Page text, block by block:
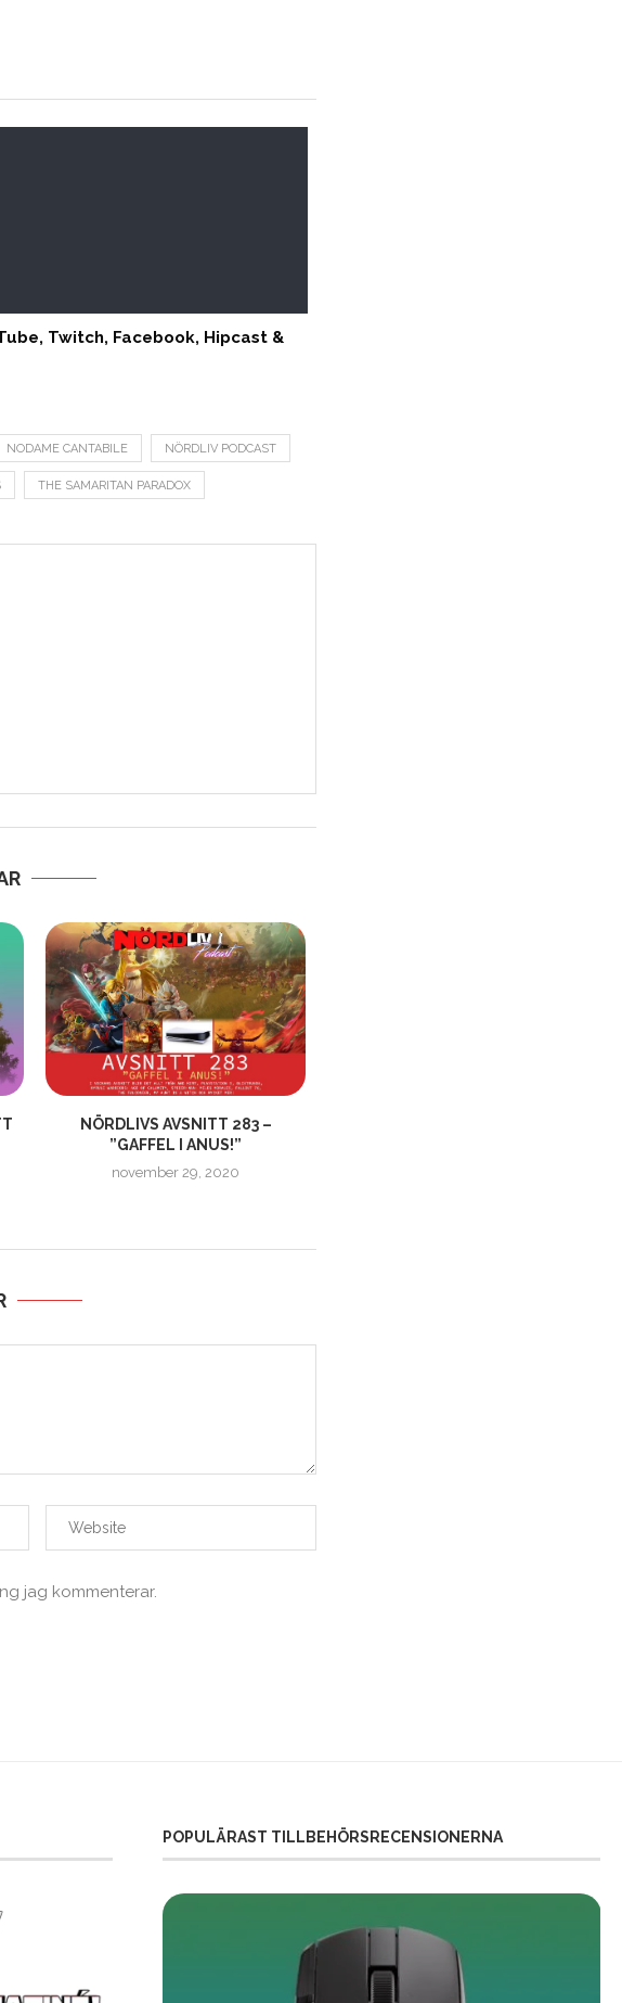
Twitch, Facebook, Hipcast &
NODAME CANTABILE NÖRDLIV PODCAST
THE SAMARITAN PARADOX
NÖRDLIVS AVSNITT 283 –
”GAFFEL I ANUS!”
november 29, 2020
jag kommenterar.
POPULÄRAST TILLBEHÖRSRECENSIONERNA